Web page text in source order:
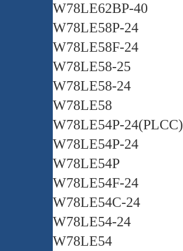
W78LE62BP-40
W78LE58P-24
W78LE58F-24
W78LE58-25
W78LE58-24
W78LE58
W78LE54P-24(PLCC)
W78LE54P-24
W78LE54P
W78LE54F-24
W78LE54C-24
W78LE54-24
W78LE54